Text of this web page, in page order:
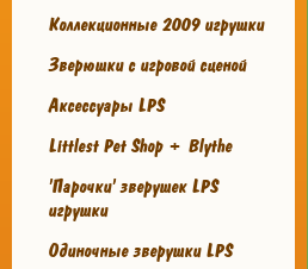
Коллекционные 2009 игрушки
Зверюшки с игровой сценой
Аксессуары LPS
Littlest Pet Shop + Blythe
'Парочки' зверушек LPS
игрушки
Одиночные зверушки LPS